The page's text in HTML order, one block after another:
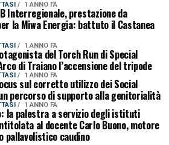
1 ANNO FA
Interregionale, prestazione da
la Miwa Energia: battuto il Castanea
1 ANNO FA
del Torch Run di Special
di Traiano l’accensione del tripode
1 ANNO FA
sul corretto utilizzo dei Social
percorso di supporto alla genitorialità
1 ANNO FA
la palestra a servizio degli istituti
al docente Carlo Buono, motore
pallavolistico caudino